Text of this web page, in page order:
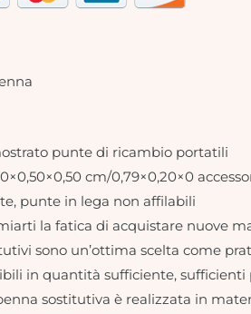
punte di ricambio portatili
cm/0,79×0,20×0
punte in lega non affilabili
la fatica di acquistare nuove
sono un’ottima scelta come
in quantità sufficiente,
sostitutiva è realizzata in